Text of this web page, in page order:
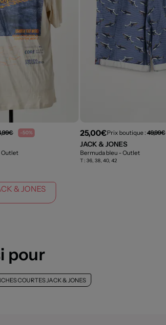
-50%
Outlet
25,00€Prix boutique :49,99€
JACK & JONES
Bermuda bleu - Outlet
T :36, 38, 40, 42
& JONES
pour
COURTES JACK & JONES